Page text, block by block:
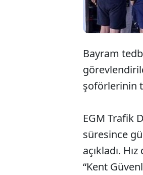
Bayram
şoförlerinin
EGM Trafik
süresince
açıkladı.
“Kent